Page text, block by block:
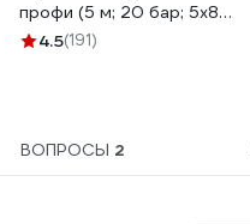
профи (5 м; 20 бар; 5х8
мм) Pegas pneumatic
4.5(191)
ВОПРОСЫ 2